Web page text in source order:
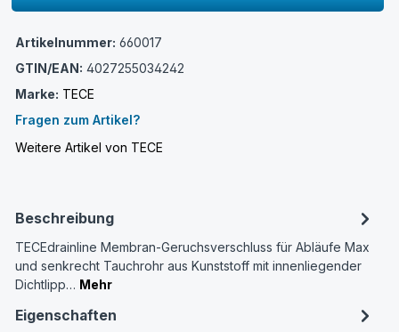
Artikelnummer: 660017
GTIN/EAN: 4027255034242
Marke: TECE
Fragen zum Artikel?
Weitere Artikel von TECE
Beschreibung
TECEdrainline Membran-Geruchsverschluss für Abläufe Max
und senkrecht Tauchrohr aus Kunststoff mit innenliegender
Dichtlipp… Mehr
Eigenschaften